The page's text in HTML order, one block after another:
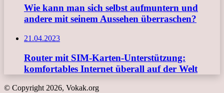
Wie kann man sich selbst aufmuntern und
andere mit seinem Aussehen überraschen?
21.04.2023
Router mit SIM-Karten-Unterstützung:
komfortables Internet überall auf der Welt
© Copyright 2026, Vokak.org